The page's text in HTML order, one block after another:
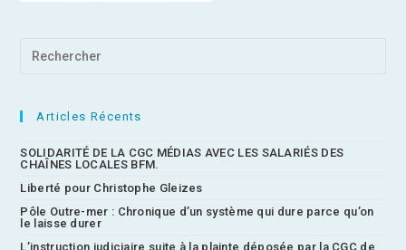
Articles Récents
SOLIDARITÉ DE LA CGC MÉDIAS AVEC LES SALARIÉS DES
CHAÎNES LOCALES BFM.
Liberté pour Christophe Gleizes
Pôle Outre-mer : Chronique d’un système qui dure parce qu’on
le laisse durer
L’instruction judiciaire suite à la plainte déposée par la CGC de